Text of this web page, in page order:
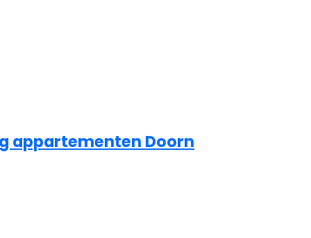
appartementen Doorn